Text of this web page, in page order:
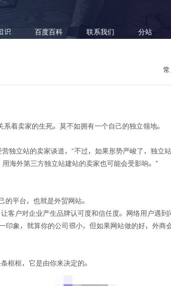
识 百度百科 联系我们 分站
的二选一
着卖家的生死。莫不如拥有一个自己的独立领地。
独立站的卖家谈道，“不过，如果形势严峻了，独立
海外第三方独立站建站的卖家也可能会受影响。”
平台，也就是外贸网站。
客户对企业产生品牌认可度和信任度。网络用户遇到
印象，就算你的公司很小，但如果网站做的好，外商
框框，它是由你来决定的。